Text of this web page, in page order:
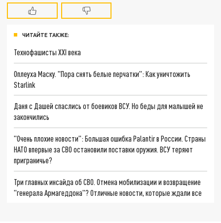
ЧИТАЙТЕ ТАКЖЕ:
Технофашисты XXI века
Оплеуха Маску. "Пора снять белые перчатки": Как уничтожить
Starlink
Даня с Дашей спаслись от боевиков ВСУ. Но беды для малышей не
закончились
"Очень плохие новости": Большая ошибка Palantir в России. Страны
НАТО впервые за СВО остановили поставки оружия. ВСУ теряют
приграничье?
Три главных инсайда об СВО. Отмена мобилизации и возвращение
"генерала Армагеддона"? Отличные новости, которые ждали все